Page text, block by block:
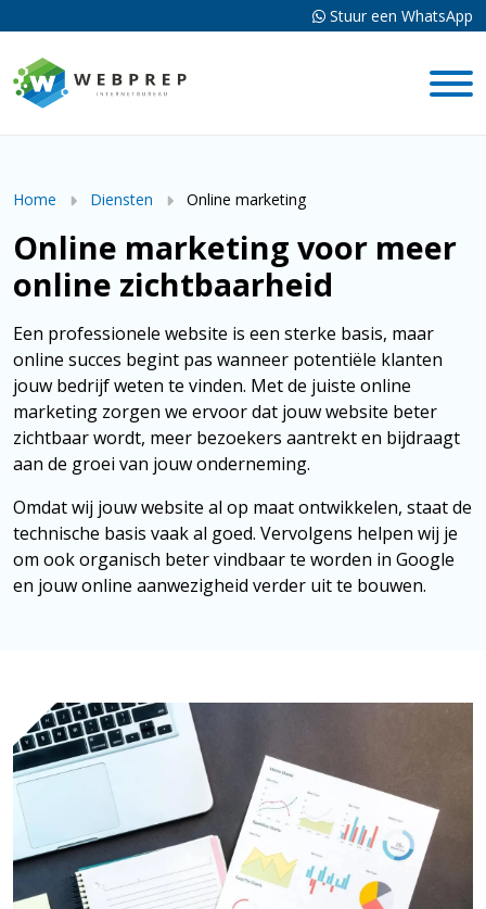
Stuur een WhatsApp
Home Diensten Online marketing
Online marketing voor meer
online zichtbaarheid
Een professionele website is een sterke basis, maar
online succes begint pas wanneer potentiële klanten
jouw bedrijf weten te vinden. Met de juiste online
marketing zorgen we ervoor dat jouw website beter
zichtbaar wordt, meer bezoekers aantrekt en bijdraagt
aan de groei van jouw onderneming.
Omdat wij jouw website al op maat ontwikkelen, staat de
technische basis vaak al goed. Vervolgens helpen wij je
om ook organisch beter vindbaar te worden in Google
en jouw online aanwezigheid verder uit te bouwen.